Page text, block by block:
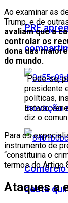
PRF
Inovação
desta
Ao examinar as
Trump, e de
avaliam que a
controlar os
dona das
do mundo.
“Pode-se,
presidente
políticas,
Estado
diz o
Para os
instrumento de
“constituiria o
termos do Artigo
Ataques a